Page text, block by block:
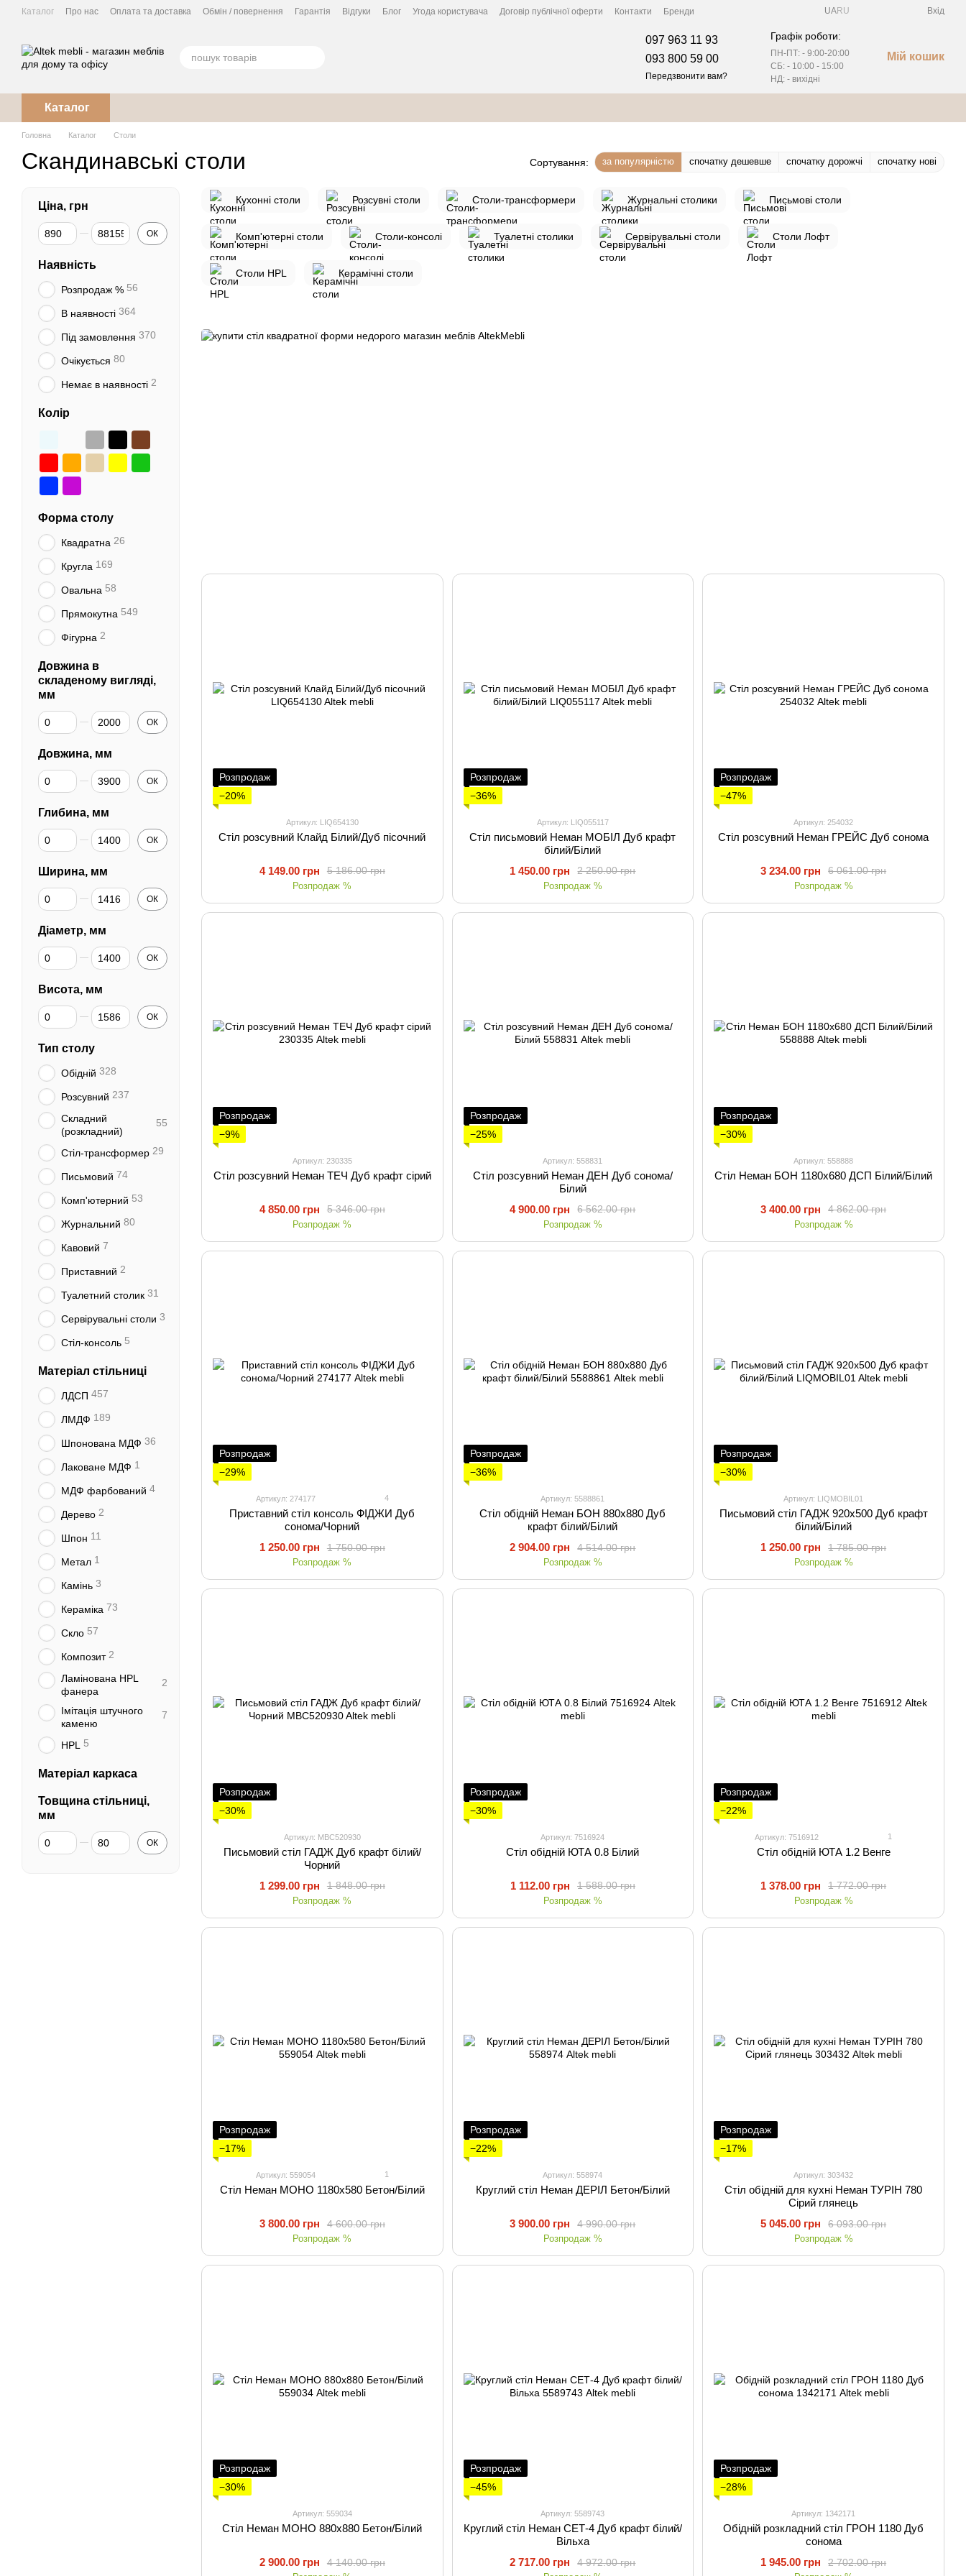
Перейти до основного контенту
Каталог Про нас Оплата та доставка Обмін / повернення Гарантія Відгуки Блог Угода користувача Договір публічної оферти Контакти
Бренди
UARU Вхід
097 963 11 93
093 800 59 00
Передзвонити вам?
Графік роботи:
ПН-ПТ: - 9:00-20:00
СБ: - 10:00 - 15:00
НД: - вихідні
Мій кошик
Каталог
Головна Каталог Столи
Скандинавські столи Сортування: за популярністю спочатку дешевше спочатку дорожчі спочатку нові
Кухонні столи Розсувні столи Столи-трансформери Журнальні столики Письмові столи
Комп'ютерні столи Столи-консолі Туалетні столики Сервірувальні столи Столи Лофт
Столи HPL Керамічні столи
Розпродаж
−20%
Артикул: LIQ654130
Стіл розсувний Клайд Білий/Дуб пісочний
5 186.00 грн
4 149.00 грн
Розпродаж %
Розпродаж
−36%
Артикул: LIQ055117
Стіл письмовий Неман МОБІЛ Дуб крафт
білий/Білий
2 250.00 грн
1 450.00 грн
Розпродаж %
Розпродаж
−47%
Артикул: 254032
Стіл розсувний Неман ГРЕЙС Дуб сонома
6 061.00 грн
3 234.00 грн
Розпродаж %
Розпродаж
−9%
Артикул: 230335
Стіл розсувний Неман ТЕЧ Дуб крафт сірий
5 346.00 грн
4 850.00 грн
Розпродаж %
Розпродаж
−25%
Артикул: 558831
Стіл розсувний Неман ДЕН Дуб сонома/
Білий
6 562.00 грн
4 900.00 грн
Розпродаж %
Розпродаж
−30%
Артикул: 558888
Стіл Неман БОН 1180х680 ДСП Білий/Білий
4 862.00 грн
3 400.00 грн
Розпродаж %
Розпродаж
−29%
Артикул: 274177 4
Приставний стіл консоль ФІДЖИ Дуб
сонома/Чорний
1 750.00 грн
1 250.00 грн
Розпродаж %
Розпродаж
−36%
Артикул: 5588861
Стіл обідній Неман БОН 880х880 Дуб
крафт білий/Білий
4 514.00 грн
2 904.00 грн
Розпродаж %
Розпродаж
−30%
Артикул: LIQMOBIL01
Письмовий стіл ГАДЖ 920х500 Дуб крафт
білий/Білий
1 785.00 грн
1 250.00 грн
Розпродаж %
Розпродаж
−30%
Артикул: MBC520930
Письмовий стіл ГАДЖ Дуб крафт білий/
Чорний
1 848.00 грн
1 299.00 грн
Розпродаж %
Розпродаж
−30%
Артикул: 7516924
Стіл обідній ЮТА 0.8 Білий
1 588.00 грн
1 112.00 грн
Розпродаж %
Розпродаж
−22%
Артикул: 7516912 1
Стіл обідній ЮТА 1.2 Венге
1 772.00 грн
1 378.00 грн
Розпродаж %
Розпродаж
−17%
Артикул: 559054 1
Стіл Неман МОНО 1180х580 Бетон/Білий
4 600.00 грн
3 800.00 грн
Розпродаж %
Розпродаж
−22%
Артикул: 558974
Круглий стіл Неман ДЕРІЛ Бетон/Білий
4 990.00 грн
3 900.00 грн
Розпродаж %
Розпродаж
−17%
Артикул: 303432
Стіл обідній для кухні Неман ТУРІН 780
Сірий глянець
6 093.00 грн
5 045.00 грн
Розпродаж %
Розпродаж
−30%
Артикул: 559034
Стіл Неман МОНО 880х880 Бетон/Білий
4 140.00 грн
2 900.00 грн
Розпродаж
−45%
Артикул: 5589743
Круглий стіл Неман СЕТ-4 Дуб крафт білий/
Вільха
4 972.00 грн
2 717.00 грн
Розпродаж
−28%
Артикул: 1342171
Обідній розкладний стіл ГРОН 1180 Дуб
сонома
2 702.00 грн
1 945.00 грн
Ціна, грн
Від Ціна, грн
До Ціна, грн ОК
Наявність
Розпродаж % 56
В наявності 364
Під замовлення 370
Очікується 80
Немає в наявності 2
Колір
Форма столу
Квадратна 26
Кругла 169
Овальна 58
Прямокутна 549
Фігурна 2
Довжина в
складеному вигляді,
мм
Від Довжина в складеному вигляді, мм
До Довжина в складеному вигляді, мм
ОК
Довжина, мм
Від Довжина, мм
До Довжина, мм ОК
Глибина, мм
Від Глибина, мм
До Глибина, мм ОК
Ширина, мм
Від Ширина, мм
До Ширина, мм ОК
Діаметр, мм
Від Діаметр, мм
До Діаметр, мм ОК
Висота, мм
Від Висота, мм
До Висота, мм ОК
Тип столу
Обідній 328
Розсувний 237
Складний
(розкладний)
55
Стіл-трансформер 29
Письмовий 74
Комп'ютерний 53
Журнальний 80
Кавовий 7
Приставний 2
Туалетний столик 31
Сервірувальні столи 3
Стіл-консоль 5
Матеріал стільниці
ЛДСП 457
ЛМДФ 189
Шпонована МДФ 36
Лаковане МДФ 1
МДФ фарбований 4
Дерево 2
Шпон 11
Метал 1
Камінь 3
Кераміка 73
Скло 57
Композит 2
Ламінована HPL
фанера
2
Імітація штучного
каменю
7
HPL 5
Матеріал каркаса
Товщина стільниці,
мм
Від Товщина стільниці, мм
До Товщина стільниці, мм
ОК